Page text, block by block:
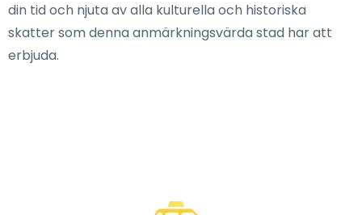
din tid och njuta av alla kulturella och historiska
skatter som denna anmärkningsvärda stad har att
erbjuda.